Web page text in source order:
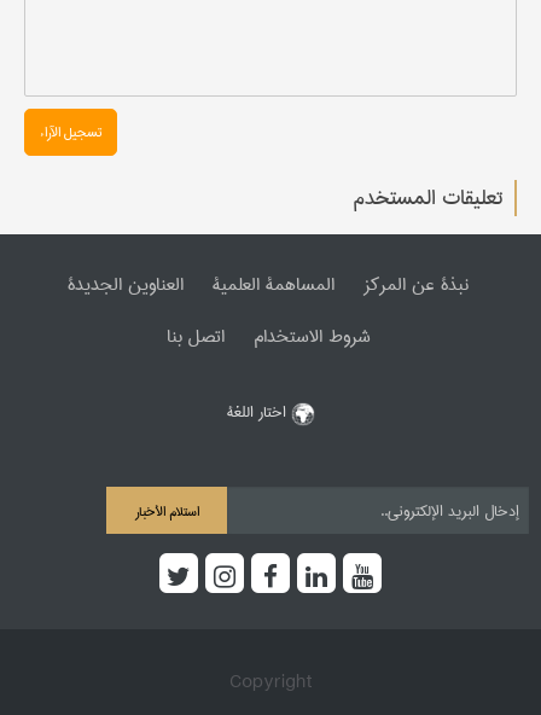
تسجیل الآراء
تعليقات المستخدم
نبذة عن المرکز المساهمة العلمیة
العناوین الجدیدة
شروط الاستخدام
اتصل بنا
اختار اللغة
استلام الأخبار
Copyright